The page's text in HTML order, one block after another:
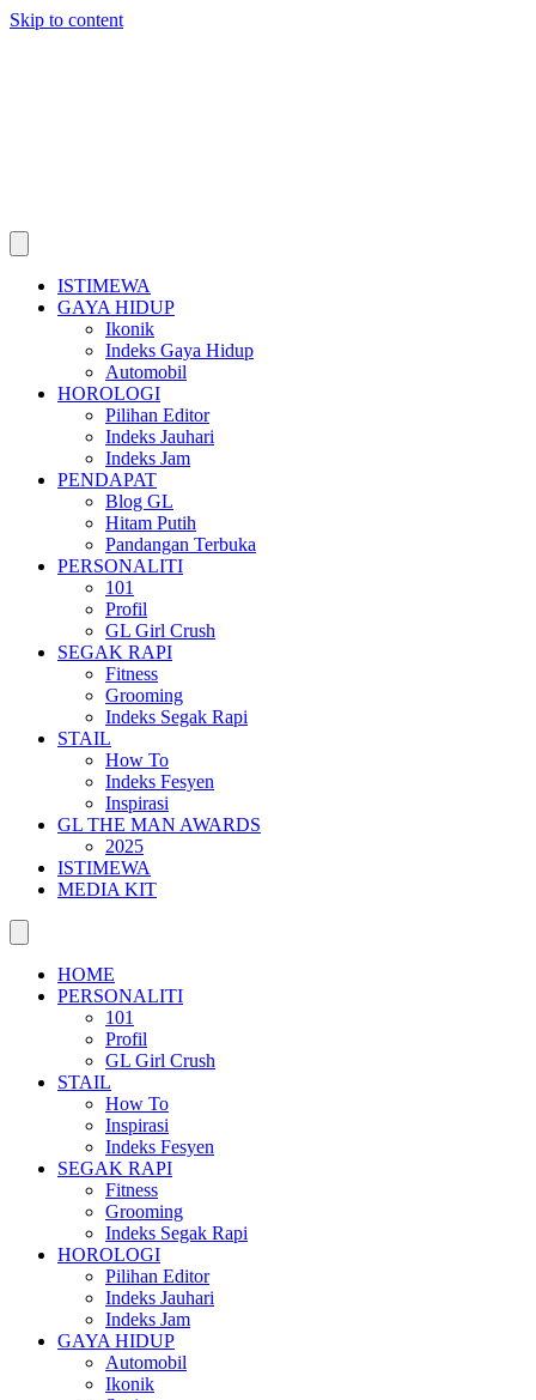
Skip to content
ISTIMEWA
GAYA HIDUP
Ikonik
Indeks Gaya Hidup
Automobil
HOROLOGI
Pilihan Editor
Indeks Jauhari
Indeks Jam
PENDAPAT
Blog GL
Hitam Putih
Pandangan Terbuka
PERSONALITI
101
Profil
GL Girl Crush
SEGAK RAPI
Fitness
Grooming
Indeks Segak Rapi
STAIL
How To
Indeks Fesyen
Inspirasi
GL THE MAN AWARDS
2025
ISTIMEWA
MEDIA KIT
HOME
PERSONALITI
101
Profil
GL Girl Crush
STAIL
How To
Inspirasi
Indeks Fesyen
SEGAK RAPI
Fitness
Grooming
Indeks Segak Rapi
HOROLOGI
Pilihan Editor
Indeks Jauhari
Indeks Jam
GAYA HIDUP
Automobil
Ikonik